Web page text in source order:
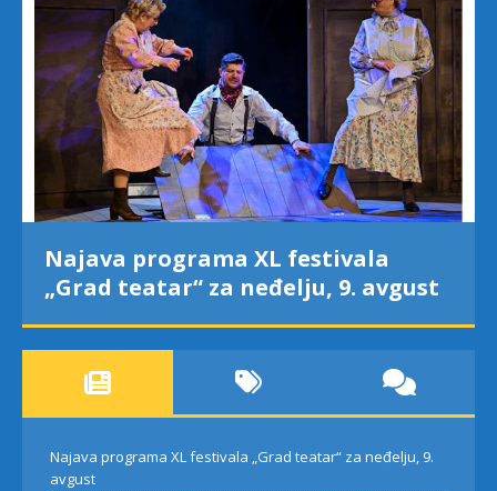
Najava programa XL festivala
„Grad teatar“ za neđelju, 9. avgust
Najava programa XL festivala „Grad teatar“ za neđelju, 9.
avgust